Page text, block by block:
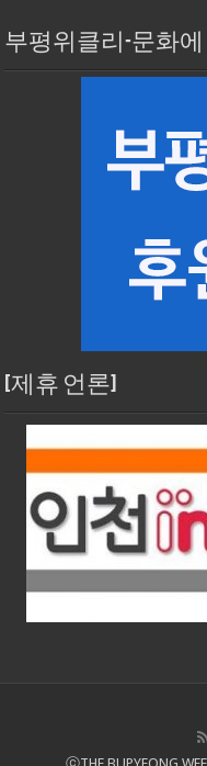
부평위클리-문화에
[제휴 언론]